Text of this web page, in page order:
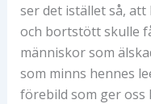
ser det istället så,
och bortstött skulle
människor som
som minns hennes
förebild som ger oss